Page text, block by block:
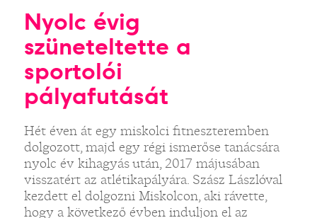
Nyolc évig
szüneteltette a
sportolói
pályafutását
Hét éven át egy miskolci fitneszteremben
dolgozott, majd egy régi ismerőse tanácsára
nyolc év kihagyás után, 2017 májusában
visszatért az atlétikapályára. Szász Lászlóval
kezdett el dolgozni Miskolcon, aki rávette,
hogy a következő évben induljon el az